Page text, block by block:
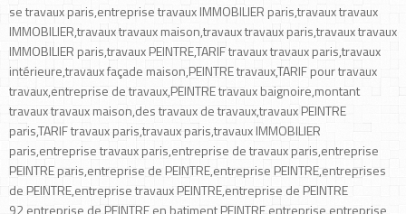
se travaux paris,entreprise travaux IMMOBILIER paris,travaux travaux
IMMOBILIER,travaux travaux maison,travaux travaux paris,travaux travaux
IMMOBILIER paris,travaux PEINTRE,TARIF travaux travaux paris,travaux
intérieure,travaux façade maison,PEINTRE travaux,TARIF pour travaux
travaux,entreprise de travaux,PEINTRE travaux baignoire,montant
travaux travaux maison,des travaux de travaux,travaux PEINTRE
paris,TARIF travaux paris,travaux paris,travaux IMMOBILIER
paris,entreprise travaux paris,entreprise de travaux paris,entreprise
PEINTRE paris,entreprise de PEINTRE,entreprise PEINTRE,entreprises
de PEINTRE,entreprise travaux PEINTRE,entreprise de PEINTRE
92,entreprise de PEINTRE en batiment,PEINTRE entreprise,entreprise